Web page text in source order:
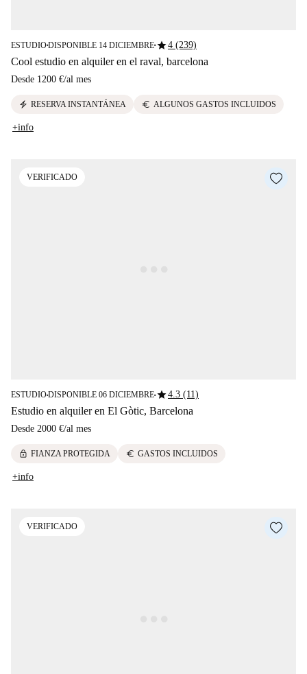
ESTUDIO■DISPONIBLE 14 DICIEMBRE■star4 (239)
Cool estudio en alquiler en el raval, barcelona
Desde 1200 €/al mes
electric_bolt RESERVA INSTANTÁNEA euro ALGUNOS GASTOS INCLUIDOS
+info
VERIFICADO
ESTUDIO■DISPONIBLE 06 DICIEMBRE■star4.3 (11)
Estudio en alquiler en El Gòtic, Barcelona
Desde 2000 €/al mes
lock FIANZA PROTEGIDA euro GASTOS INCLUIDOS
+info
VERIFICADO